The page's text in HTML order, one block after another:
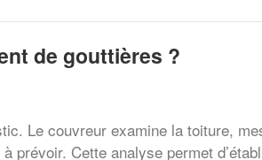
de gouttières ?
Le couvreur examine la toiture,
Cette analyse permet